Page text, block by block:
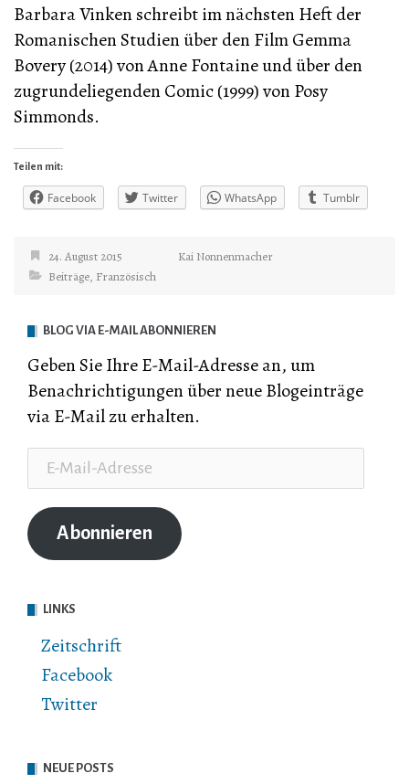
Barbara Vinken schreibt im nächsten Heft der
Romanischen Studien über den Film Gemma
Bovery (2014) von Anne Fontaine und über den
zugrundeliegenden Comic (1999) von Posy
Simmonds.
Teilen mit:
Facebook Twitter WhatsApp Tumblr
24. August 2015
Kai Nonnenmacher
Beiträge, Französisch
BLOG VIA E-MAIL ABONNIEREN
Geben Sie Ihre E-Mail-Adresse an, um
Benachrichtigungen über neue Blogeinträge
via E-Mail zu erhalten.
Mail-
Adresse
Abonnieren
LINKS
Zeitschrift
Facebook
Twitter
NEUE POSTS